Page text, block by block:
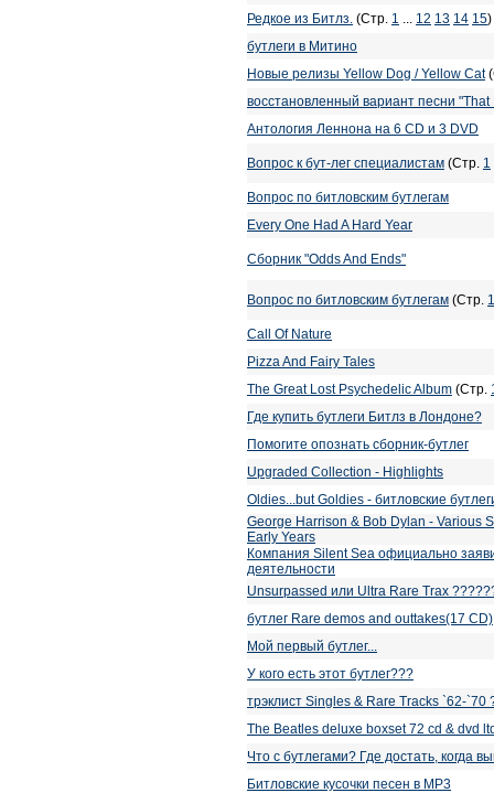
Редкое из Битлз. (Стр. 1 12 13 14 15)
бутлеги в Митино
Новые релизы Yellow Dog / Yellow Cat
восстановленный вариант песни "That
Антология Леннона на 6 CD и 3 DVD
Вопрос к бут-лег специалистам (Стр. 1
Вопрос по битловским бутлегам
Every One Had A Hard Year
Сборник "Odds And Ends"
Вопрос по битловским бутлегам (Стр. 1
Call Of Nature
Pizza And Fairy Tales
The Great Lost Psychedelic Album (Стр.
Где купить бутлеги Битлз в Лондоне?
Помогите опознать сборник-бутлег
Upgraded Collection - Highlights
Oldies...but Goldies - битловские
George Harrison & Bob Dylan - Various
Early Years
Компания Silent Sea официально
деятельности
Unsurpassed или Ultra Rare Trax
бутлег Rare demos and outtakes(17 CD)
Мой первый бутлег...
У кого есть этот бутлег???
трэклист Singles & Rare Tracks `62-`70
The Beatles deluxe boxset 72 cd & dvd
Что с бутлегами? Где достать, когда
Битловские кусочки песен в MP3